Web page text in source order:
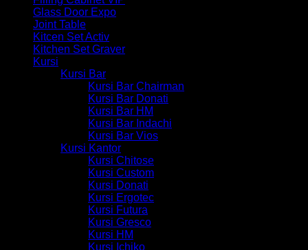
Glass Door Expo
Joint Table
Kitcen Set Activ
Kitchen Set Graver
Kursi
Kursi Bar
Kursi Bar Chairman
Kursi Bar Donati
Kursi Bar HM
Kursi Bar Indachi
Kursi Bar Vios
Kursi Kantor
Kursi Chitose
Kursi Custom
Kursi Donati
Kursi Ergotec
Kursi Futura
Kursi Gresco
Kursi HM
Kursi Ichiko